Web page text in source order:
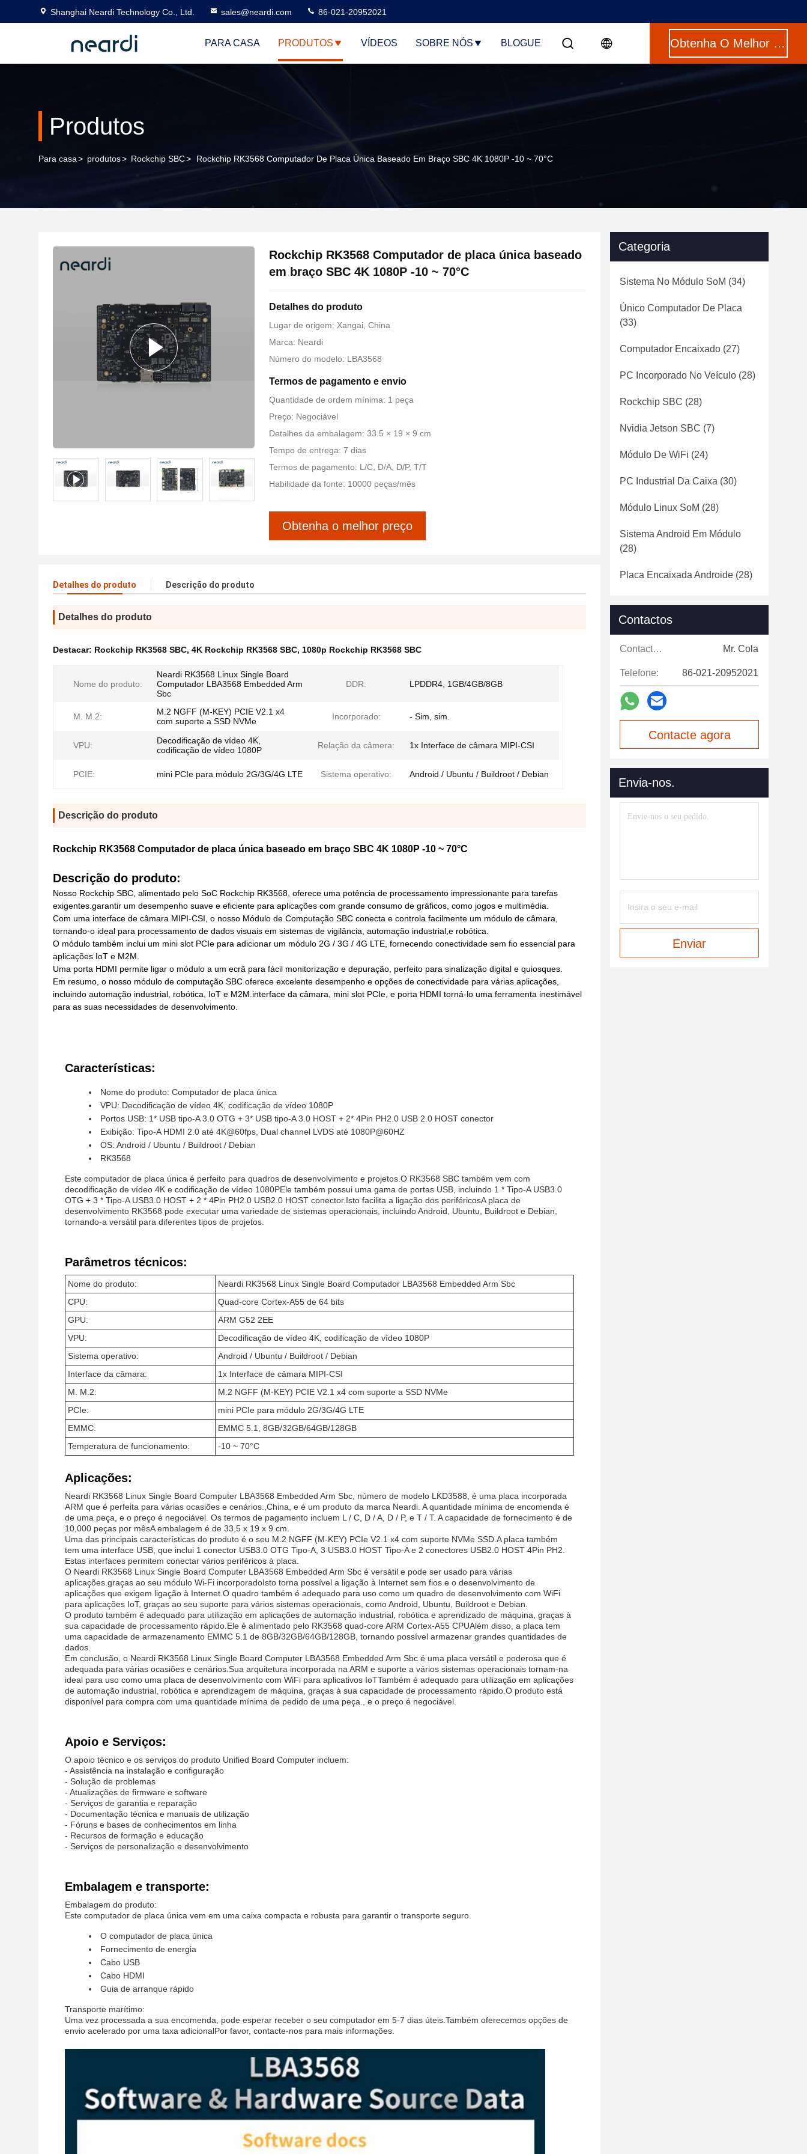
Shanghai Neardi Technology Co., Ltd. sales@neardi.com 86-021-20952021
PARA CASA PRODUTOS VÍDEOS SOBRE NÓS BLOGUE Obtenha O Melhor Preço
Produtos
Para casa> produtos> Rockchip SBC> Rockchip RK3568 Computador De Placa Única Baseado Em Braço SBC 4K 1080P -10 ~ 70°C
Rockchip RK3568 Computador de placa única baseado
em braço SBC 4K 1080P -10 ~ 70°C
Detalhes do produto
Lugar de origem: Xangai, China
Marca: Neardi
Número do modelo: LBA3568
Termos de pagamento e envio
Quantidade de ordem mínima: 1 peça
Preço: Negociável
Detalhes da embalagem: 33.5 × 19 × 9 cm
Tempo de entrega: 7 dias
Termos de pagamento: L/C, D/A, D/P, T/T
Habilidade da fonte: 10000 peças/mês
Obtenha o melhor preço
Detalhes do produto Descrição do produto
Detalhes do produto
Destacar: Rockchip RK3568 SBC, 4K Rockchip RK3568 SBC, 1080p Rockchip RK3568 SBC
Nome do produto:
Neardi RK3568 Linux Single Board
Computador LBA3568 Embedded Arm
Sbc
DDR: LPDDR4, 1GB/4GB/8GB
M. M.2:
M.2 NGFF (M-KEY) PCIE V2.1 x4
com suporte a SSD NVMe
Incorporado: - Sim, sim.
VPU:
Decodificação de vídeo 4K,
codificação de vídeo 1080P
Relação da câmera: 1x Interface de câmara MIPI-CSI
PCIE: mini PCIe para módulo 2G/3G/4G LTE Sistema operativo: Android / Ubuntu / Buildroot / Debian
Descrição do produto
Rockchip RK3568 Computador de placa única baseado em braço SBC 4K 1080P -10 ~ 70°C
Descrição do produto:
Nosso Rockchip SBC, alimentado pelo SoC Rockchip RK3568, oferece uma potência de processamento impressionante para tarefas
exigentes.garantir um desempenho suave e eficiente para aplicações com grande consumo de gráficos, como jogos e multimédia.
Com uma interface de câmara MIPI-CSI, o nosso Módulo de Computação SBC conecta e controla facilmente um módulo de câmara,
tornando-o ideal para processamento de dados visuais em sistemas de vigilância, automação industrial,e robótica.
O módulo também inclui um mini slot PCIe para adicionar um módulo 2G / 3G / 4G LTE, fornecendo conectividade sem fio essencial para
aplicações IoT e M2M.
Uma porta HDMI permite ligar o módulo a um ecrã para fácil monitorização e depuração, perfeito para sinalização digital e quiosques.
Em resumo, o nosso módulo de computação SBC oferece excelente desempenho e opções de conectividade para várias aplicações,
incluindo automação industrial, robótica, IoT e M2M.interface da câmara, mini slot PCIe, e porta HDMI torná-lo uma ferramenta inestimável
para as suas necessidades de desenvolvimento.
Características:
Nome do produto: Computador de placa única
VPU: Decodificação de vídeo 4K, codificação de vídeo 1080P
Portos USB: 1* USB tipo-A 3.0 OTG + 3* USB tipo-A 3.0 HOST + 2* 4Pin PH2.0 USB 2.0 HOST conector
Exibição: Tipo-A HDMI 2.0 até 4K@60fps, Dual channel LVDS até 1080P@60HZ
OS: Android / Ubuntu / Buildroot / Debian
RK3568
Este computador de placa única é perfeito para quadros de desenvolvimento e projetos.O RK3568 SBC também vem com
decodificação de vídeo 4K e codificação de vídeo 1080PEle também possui uma gama de portas USB, incluindo 1 * Tipo-A USB3.0
OTG + 3 * Tipo-A USB3.0 HOST + 2 * 4Pin PH2.0 USB2.0 HOST conector.Isto facilita a ligação dos periféricosA placa de
desenvolvimento RK3568 pode executar uma variedade de sistemas operacionais, incluindo Android, Ubuntu, Buildroot e Debian,
tornando-a versátil para diferentes tipos de projetos.
Parâmetros técnicos:
Nome do produto:
Neardi RK3568 Linux Single Board Computador LBA3568 Embedded Arm Sbc
CPU:
Quad-core Cortex-A55 de 64 bits
GPU:
ARM G52 2EE
VPU:
Decodificação de vídeo 4K, codificação de vídeo 1080P
Sistema operativo:
Android / Ubuntu / Buildroot / Debian
Interface da câmara:
1x Interface de câmara MIPI-CSI
M. M.2:
M.2 NGFF (M-KEY) PCIE V2.1 x4 com suporte a SSD NVMe
PCIe:
mini PCIe para módulo 2G/3G/4G LTE
EMMC:
EMMC 5.1, 8GB/32GB/64GB/128GB
Temperatura de funcionamento:
-10 ~ 70°C
Aplicações:
Neardi RK3568 Linux Single Board Computer LBA3568 Embedded Arm Sbc, número de modelo LKD3588, é uma placa incorporada
ARM que é perfeita para várias ocasiões e cenários.,China, e é um produto da marca Neardi. A quantidade mínima de encomenda é
de uma peça, e o preço é negociável. Os termos de pagamento incluem L / C, D / A, D / P, e T / T. A capacidade de fornecimento é de
10,000 peças por mêsA embalagem é de 33,5 x 19 x 9 cm.
Uma das principais características do produto é o seu M.2 NGFF (M-KEY) PCIe V2.1 x4 com suporte NVMe SSD.A placa também
tem uma interface USB, que inclui 1 conector USB3.0 OTG Tipo-A, 3 USB3.0 HOST Tipo-A e 2 conectores USB2.0 HOST 4Pin PH2.
Estas interfaces permitem conectar vários periféricos à placa.
O Neardi RK3568 Linux Single Board Computer LBA3568 Embedded Arm Sbc é versátil e pode ser usado para várias
aplicações.graças ao seu módulo Wi-Fi incorporadoIsto torna possível a ligação à Internet sem fios e o desenvolvimento de
aplicações que exigem ligação à Internet.O quadro também é adequado para uso como um quadro de desenvolvimento com WiFi
para aplicações IoT, graças ao seu suporte para vários sistemas operacionais, como Android, Ubuntu, Buildroot e Debian.
O produto também é adequado para utilização em aplicações de automação industrial, robótica e aprendizado de máquina, graças à
sua capacidade de processamento rápido.Ele é alimentado pelo RK3568 quad-core ARM Cortex-A55 CPUAlém disso, a placa tem
uma capacidade de armazenamento EMMC 5.1 de 8GB/32GB/64GB/128GB, tornando possível armazenar grandes quantidades de
dados.
Em conclusão, o Neardi RK3568 Linux Single Board Computer LBA3568 Embedded Arm Sbc é uma placa versátil e poderosa que é
adequada para várias ocasiões e cenários.Sua arquitetura incorporada na ARM e suporte a vários sistemas operacionais tornam-na
ideal para uso como uma placa de desenvolvimento com WiFi para aplicativos IoTTambém é adequado para utilização em aplicações
de automação industrial, robótica e aprendizagem de máquina, graças à sua capacidade de processamento rápido.O produto está
disponível para compra com uma quantidade mínima de pedido de uma peça., e o preço é negociável.
Apoio e Serviços:
O apoio técnico e os serviços do produto Unified Board Computer incluem:
- Assistência na instalação e configuração
- Solução de problemas
- Atualizações de firmware e software
- Serviços de garantia e reparação
- Documentação técnica e manuais de utilização
- Fóruns e bases de conhecimentos em linha
- Recursos de formação e educação
- Serviços de personalização e desenvolvimento
Embalagem e transporte:
Embalagem do produto:
Este computador de placa única vem em uma caixa compacta e robusta para garantir o transporte seguro.
O computador de placa única
Fornecimento de energia
Cabo USB
Cabo HDMI
Guia de arranque rápido
Transporte marítimo:
Uma vez processada a sua encomenda, pode esperar receber o seu computador em 5-7 dias úteis.Também oferecemos opções de
envio acelerado por uma taxa adicionalPor favor, contacte-nos para mais informações.
Categoria
Sistema No Módulo SoM (34)
Único Computador De Placa
(33)
Computador Encaixado (27)
PC Incorporado No Veículo (28)
Rockchip SBC (28)
Nvidia Jetson SBC (7)
Módulo De WiFi (24)
PC Industrial Da Caixa (30)
Módulo Linux SoM (28)
Sistema Android Em Módulo
(28)
Placa Encaixada Androide (28)
Contactos
Contactos: Mr. Cola
Telefone: 86-021-20952021
Contacte agora
Envia-nos.
Enviar